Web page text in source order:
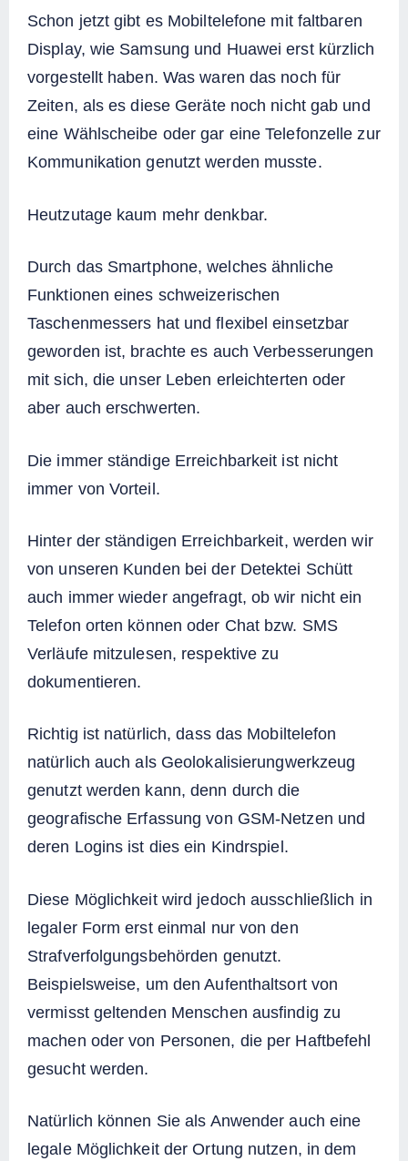
Schon jetzt gibt es Mobiltelefone mit faltbaren
Display, wie Samsung und Huawei erst kürzlich
vorgestellt haben. Was waren das noch für
Zeiten, als es diese Geräte noch nicht gab und
eine Wählscheibe oder gar eine Telefonzelle zur
Kommunikation genutzt werden musste.
Heutzutage kaum mehr denkbar.
Durch das Smartphone, welches ähnliche
Funktionen eines schweizerischen
Taschenmessers hat und flexibel einsetzbar
geworden ist, brachte es auch Verbesserungen
mit sich, die unser Leben erleichterten oder
aber auch erschwerten.
Die immer ständige Erreichbarkeit ist nicht
immer von Vorteil.
Hinter der ständigen Erreichbarkeit, werden wir
von unseren Kunden bei der Detektei Schütt
auch immer wieder angefragt, ob wir nicht ein
Telefon orten können oder Chat bzw. SMS
Verläufe mitzulesen, respektive zu
dokumentieren.
Richtig ist natürlich, dass das Mobiltelefon
natürlich auch als Geolokalisierungwerkzeug
genutzt werden kann, denn durch die
geografische Erfassung von GSM-Netzen und
deren Logins ist dies ein Kindrspiel.
Diese Möglichkeit wird jedoch ausschließlich in
legaler Form erst einmal nur von den
Strafverfolgungsbehörden genutzt.
Beispielsweise, um den Aufenthaltsort von
vermisst geltenden Menschen ausfindig zu
machen oder von Personen, die per Haftbefehl
gesucht werden.
Natürlich können Sie als Anwender auch eine
legale Möglichkeit der Ortung nutzen, in dem